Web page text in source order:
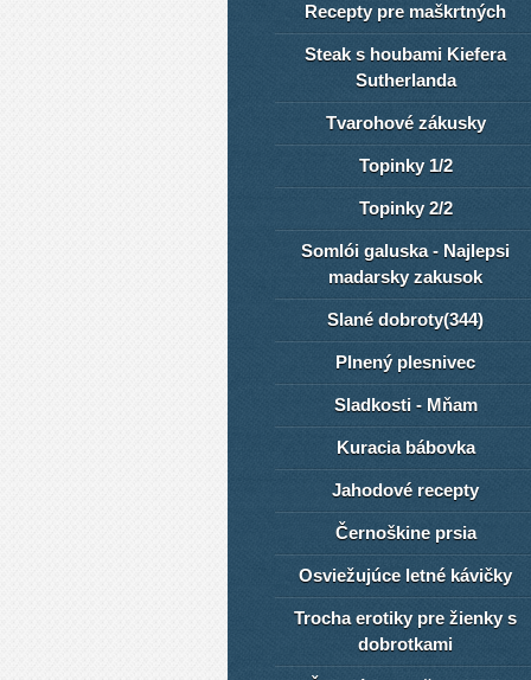
Recepty pre maškrtných
Steak s houbami Kiefera
Sutherlanda
Tvarohové zákusky
Topinky 1/2
Topinky 2/2
Somlói galuska - Najlepsi
madarsky zakusok
Slané dobroty(344)
Plnený plesnivec
Sladkosti - Mňam
Kuracia bábovka
Jahodové recepty
Černoškine prsia
Osviežujúce letné kávičky
Trocha erotiky pre žienky s
dobrotkami